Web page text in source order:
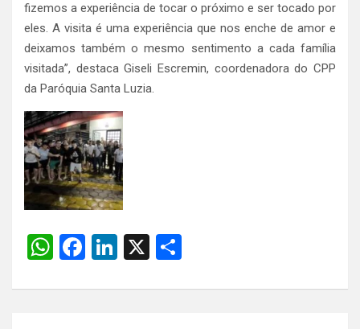
fizemos a experiência de tocar o próximo e ser tocado por
eles. A visita é uma experiência que nos enche de amor e
deixamos também o mesmo sentimento a cada família
visitada”, destaca Giseli Escremin, coordenadora do CPP
da Paróquia Santa Luzia.
W
at
F
ce
Li
ke
X
ar